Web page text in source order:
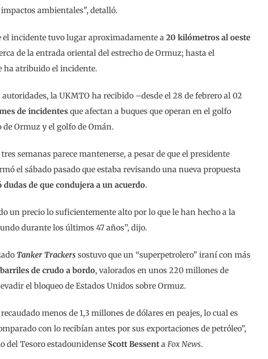
ambientales", detalló.
el incidente tuvo lugar aproximadamente a 20 kilómetros al oeste
de la entrada oriental del estrecho de Ormuz; hasta el
ha atribuido el incidente.
autoridades, la UKMTO ha recibido –desde el 28 de febrero al 02
de incidentes que afectan a buques que operan en el golfo
de Ormuz y el golfo de Omán.
semanas parece mantenerse, a pesar de que el presidente
el sábado pasado que estaba revisando una nueva propuesta
dudas de que condujera a un acuerdo.
un precio lo suficientemente alto por lo que le han hecho a la
durante los últimos 47 años”, dijo.
Tanker Trackers sostuvo que un “superpetrolero” iraní con más
de crudo a bordo, valorados en unos 220 millones de
el bloqueo de Estados Unidos sobre Ormuz.
menos de 1,3 millones de dólares en peajes, lo cual es
con lo recibían antes por sus exportaciones de petróleo”,
del Tesoro estadounidense Scott Bessent a Fox News.